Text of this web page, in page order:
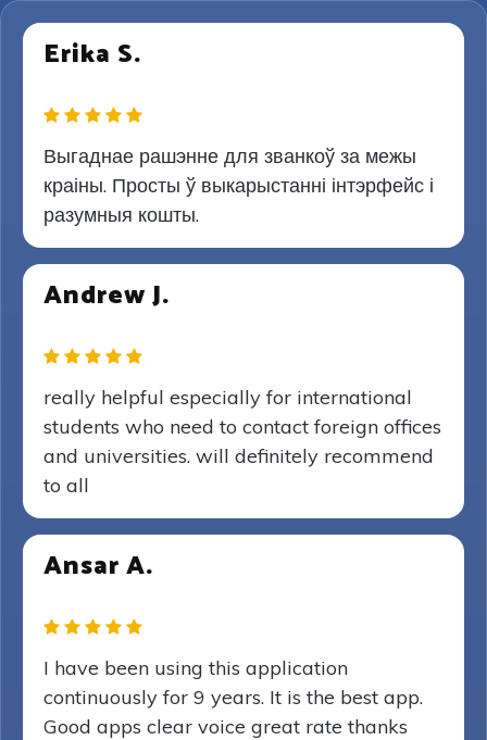
Erika S.
Выгаднае рашэнне для званкоў за межы
краіны. Просты ў выкарыстанні інтэрфейс і
разумныя кошты.
Andrew J.
really helpful especially for international
students who need to contact foreign offices
and universities. will definitely recommend
to all
Ansar A.
I have been using this application
continuously for 9 years. It is the best app.
Good apps clear voice great rate thanks